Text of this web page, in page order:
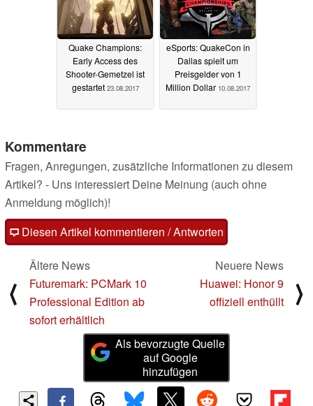
Quake Champions:
Early Access des
Shooter-Gemetzel ist
gestartet 23.08.2017
eSports: QuakeCon in
Dallas spielt um
Preisgelder von 1
Million Dollar 10.08.2017
Kommentare
Fragen, Anregungen, zusätzliche Informationen zu diesem
Artikel? - Uns interessiert Deine Meinung (auch ohne
Anmeldung möglich)!
Diesen Artikel kommentieren / Antworten
⟨
Ältere News
Futuremark: PCMark 10
Professional Edition ab
sofort erhältlich
Neuere News
Huawei: Honor 9
offiziell enthüllt
⟩
Als bevorzugte Quelle
auf Google
hinzufügen